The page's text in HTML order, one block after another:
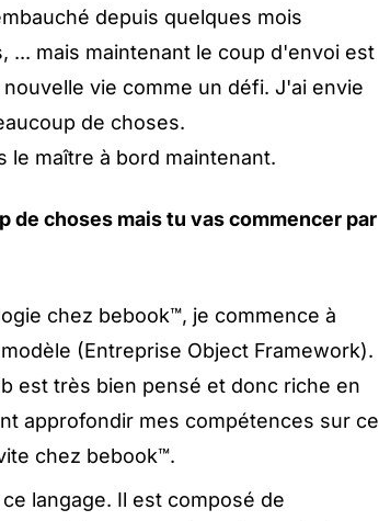
depuis quelques mois
... mais maintenant le coup d'envoi est
vie comme un défi. J'ai envie
de choses.
le maître à bord maintenant.
de choses mais tu vas commencer par
chez bebook™, je commence à
(Entreprise Object Framework).
est très bien pensé et donc riche en
approfondir mes compétences sur ce
chez bebook™.
langage. Il est composé de